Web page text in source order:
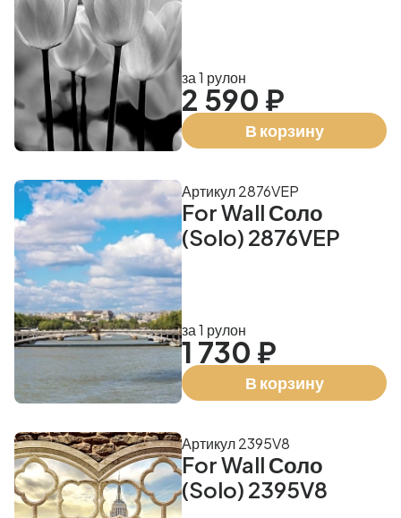
за 1 рулон
2 590 ₽
В корзину
For Wall Соло
(Solo) 2876VEP
Артикул 2876VEP
за 1 рулон
1 730 ₽
В корзину
For Wall Соло
(Solo) 2395V8
Артикул 2395V8